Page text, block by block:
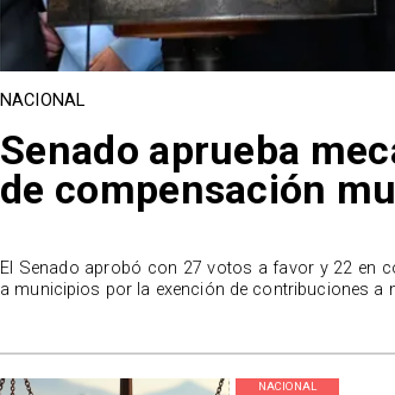
NACIONAL
NACIONAL
Senado aprueba
de compensación
El Senado aprobó con 27 votos a favor y 22 en
a municipios por la exención de contribuciones a